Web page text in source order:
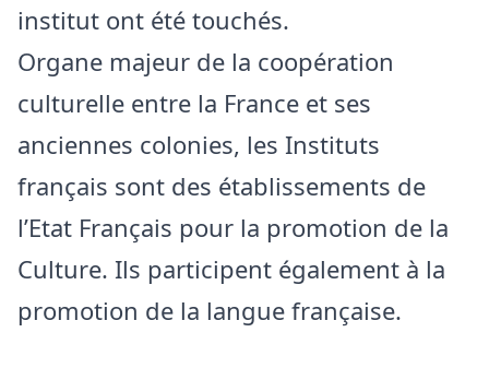
institut ont été touchés.
Organe majeur de la coopération
culturelle entre la France et ses
anciennes colonies, les Instituts
français sont des établissements de
l’Etat Français pour la promotion de la
Culture. Ils participent également à la
promotion de la langue française.